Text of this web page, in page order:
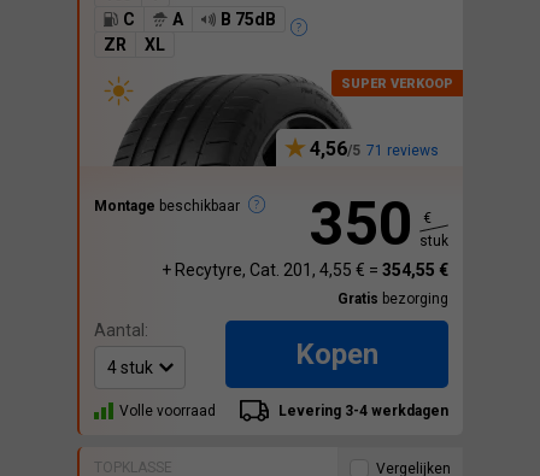
C
A
B 75dB
ZR
XL
4,56 71 reviews
Montage beschikbaar 350
€
stuk
+ Recytyre, Cat. 201, 4,55 € = 354,55 €
Gratis bezorging
Aantal:
Kopen
Volle voorraad Levering 3-4 werkdagen
TOPKLASSE Vergelijken